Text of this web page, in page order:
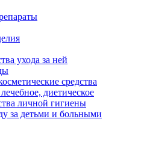
ухода за ней
средства
диетическое
личной гигиены
за детьми и больными